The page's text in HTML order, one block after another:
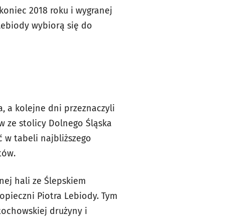
2018 roku i wygranej
wybiorą się do
a kolejne dni przeznaczyli
ze stolicy Dolnego Śląska
w tabeli najbliższego
hali ze Ślepskiem
Piotra Lebiody. Tym
drużyny i